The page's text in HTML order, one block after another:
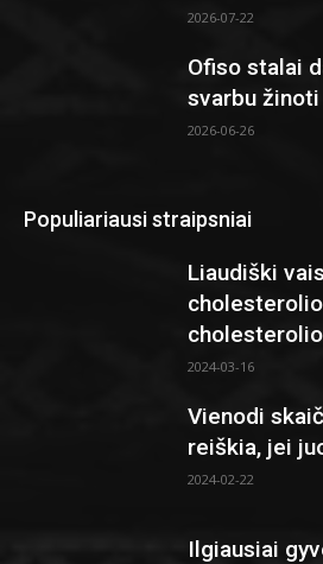
2026-07-22
Ofiso stalai
svarbu
2026-06-26
Populiariausi straipsniai
Liaudiški
2024-03-16
Vienodi
reiškia, jei
2024-02-22
Ilgiausiai